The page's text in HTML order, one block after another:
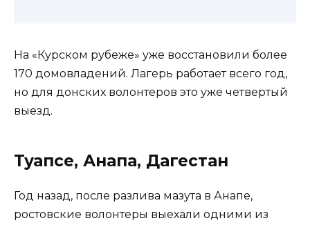
На «Курском рубеже» уже восстановили более
170 домовладений. Лагерь работает всего год,
но для донских волонтеров это уже четвертый
выезд.
Туапсе, Анапа, Дагестан
Год назад, после разлива мазута в Анапе,
ростовские волонтеры выехали одними из